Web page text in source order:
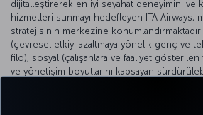
dijitalleştirerek en iyi seyahat deneyimini ve
hizmetleri sunmayı hedefleyen ITA Airways,
stratejisinin merkezine
(çevresel etkiyi azaltmaya yönelik genç ve
filo), sosyal (çalışanlara ve faaliyet
ve yönetişim boyutlarını kapsayan